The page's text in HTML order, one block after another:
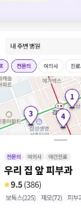
상담 서비스에 다
원정보가 있나요?
주세요!
,추가비용 등으로 실
관에 직접 문의해주